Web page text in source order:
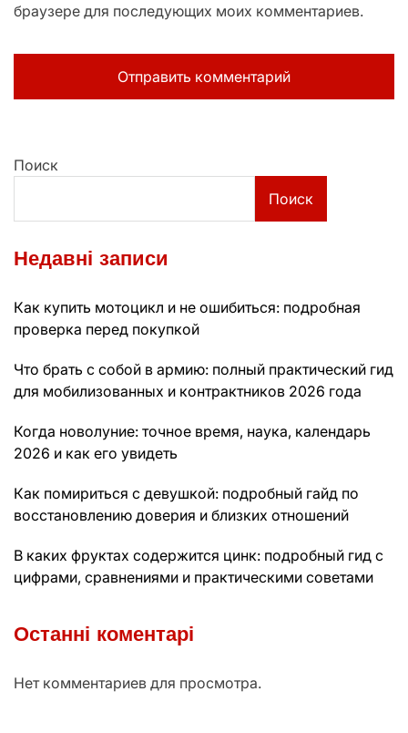
браузере для последующих моих комментариев.
Поиск
Поиск
Недавні записи
Как купить мотоцикл и не ошибиться: подробная
проверка перед покупкой
Что брать с собой в армию: полный практический гид
для мобилизованных и контрактников 2026 года
Когда новолуние: точное время, наука, календарь
2026 и как его увидеть
Как помириться с девушкой: подробный гайд по
восстановлению доверия и близких отношений
В каких фруктах содержится цинк: подробный гид с
цифрами, сравнениями и практическими советами
Останні коментарі
Нет комментариев для просмотра.